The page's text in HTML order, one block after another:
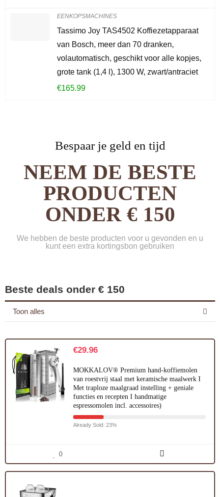
EENKOPSMACHINES
Tassimo Joy TAS4502 Koffiezetapparaat
van Bosch, meer dan 70 dranken,
volautomatisch, geschikt voor alle kopjes,
grote tank (1,4 l), 1300 W, zwart/antraciet
€165.99
Bespaar je geld en tijd
NEEM DE BESTE
PRODUCTEN
ONDER € 150
We hebben de beste producten voor u gevonden en u
kunt een extra kortingsbon gebruiken
Beste deals onder € 150
Toon alles
€29.96
MOKKALOV® Premium hand-koffiemolen
van roestvrij staal met keramische maalwerk I
Met traploze maalgraad instelling + geniale
functies en recepten I handmatige
espressomolen incl. accessoires)
Already Sold: 23%
0